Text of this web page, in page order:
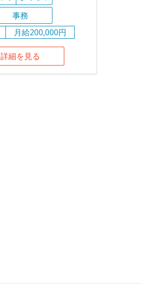
事務
月給200,000円
詳細を見る